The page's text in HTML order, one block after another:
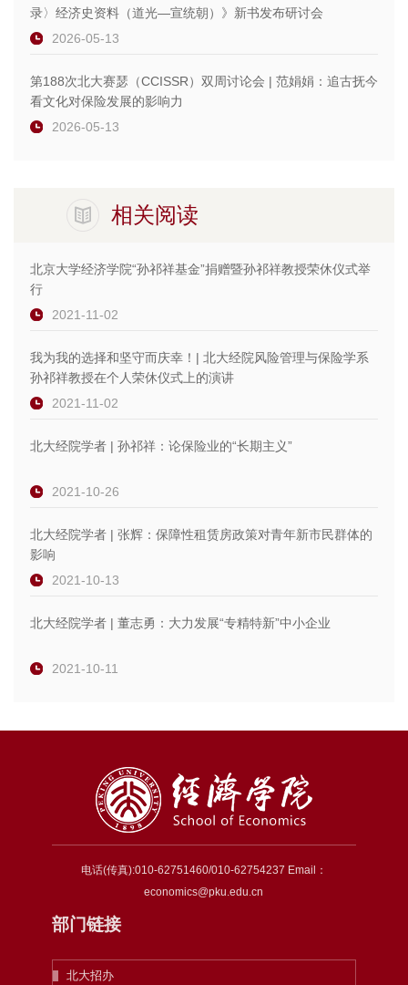
录〉经济史资料（道光—宣统朝）》新书发布研讨会
2026-05-13
第188次北大赛瑟（CCISSR）双周讨论会 | 范娟娟：追古抚今
看文化对保险发展的影响力
2026-05-13
相关阅读
北京大学经济学院“孙祁祥基金”捐赠暨孙祁祥教授荣休仪式举
行
2021-11-02
我为我的选择和坚守而庆幸！| 北大经院风险管理与保险学系
孙祁祥教授在个人荣休仪式上的演讲
2021-11-02
北大经院学者 | 孙祁祥：论保险业的“长期主义”
2021-10-26
北大经院学者 | 张辉：保障性租赁房政策对青年新市民群体的
影响
2021-10-13
北大经院学者 | 董志勇：大力发展“专精特新”中小企业
2021-10-11
电话(传真):010-62751460/010-62754237 Email：
economics@pku.edu.cn
部门链接
北大招办